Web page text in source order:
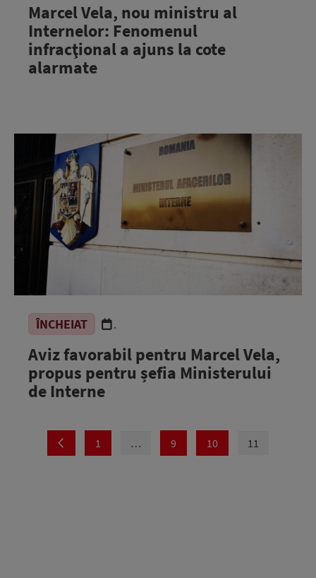
Marcel Vela, nou ministru al
Internelor: Fenomenul
infracţional a ajuns la cote
alarmate
ÎNCHEIAT .
Aviz favorabil pentru Marcel Vela,
propus pentru șefia Ministerului
de Interne
1 … 9 10 11